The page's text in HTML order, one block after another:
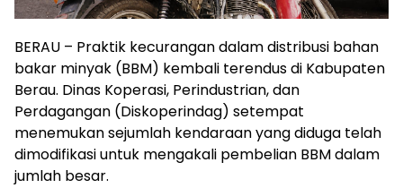
BERAU – Praktik kecurangan dalam distribusi bahan
bakar minyak (BBM) kembali terendus di Kabupaten
Berau. Dinas Koperasi, Perindustrian, dan
Perdagangan (Diskoperindag) setempat
menemukan sejumlah kendaraan yang diduga telah
dimodifikasi untuk mengakali pembelian BBM dalam
jumlah besar.